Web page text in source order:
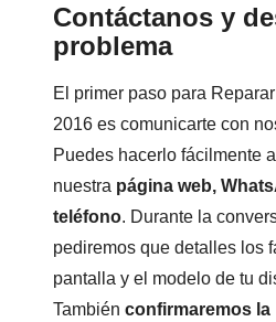
Contáctanos y
problema
El primer paso para
2016 es comunicarte con
Puedes hacerlo fácilmente
nuestra página web,
teléfono. Durante la
pediremos que detalles los
pantalla y el modelo de tu
También confirmaremos la